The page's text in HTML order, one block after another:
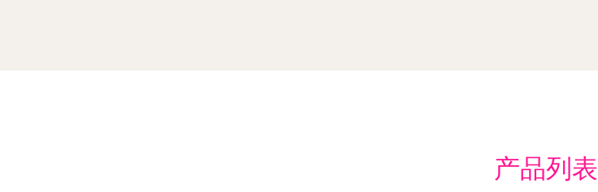
产品列表